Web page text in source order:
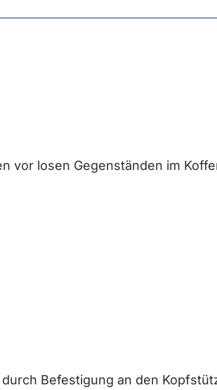
vor losen Gegenständen im
Befestigung an den